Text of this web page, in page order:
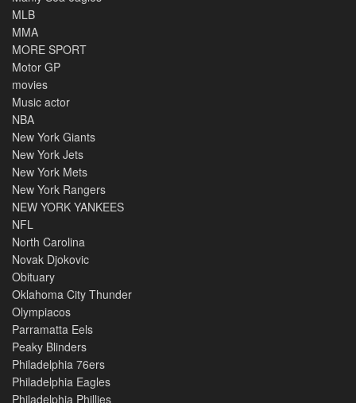
MLB
MMA
MORE SPORT
Motor GP
movies
Music actor
NBA
New York Giants
New York Jets
New York Mets
New York Rangers
NEW YORK YANKEES
NFL
North Carolina
Novak Djokovic
Obituary
Oklahoma City Thunder
Olympiacos
Parramatta Eels
Peaky Blinders
Philadelphia 76ers
Philadelphia Eagles
Philadelphia Phillies